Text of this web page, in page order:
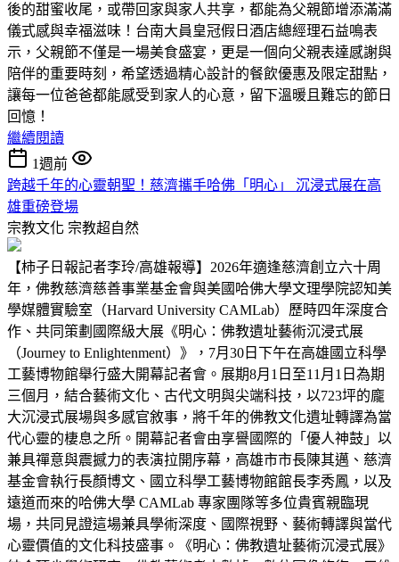
後的甜蜜收尾，或帶回家與家人共享，都能為父親節增添滿滿
儀式感與幸福滋味！台南大員皇冠假日酒店總經理石益鳴表
示，父親節不僅是一場美食盛宴，更是一個向父親表達感謝與
陪伴的重要時刻，希望透過精心設計的餐飲優惠及限定甜點，
讓每一位爸爸都能感受到家人的心意，留下溫暖且難忘的節日
回憶！
繼續閱讀
1週前
跨越千年的心靈朝聖！慈濟攜手哈佛「明心」 沉浸式展在高
雄重磅登場
宗教文化 宗教超自然
【柿子日報記者李玲/高雄報導】2026年適逢慈濟創立六十周
年，佛教慈濟慈善事業基金會與美國哈佛大學文理學院認知美
學媒體實驗室（Harvard University CAMLab）歷時四年深度合
作、共同策劃國際級大展《明心：佛教遺址藝術沉浸式展
（Journey to Enlightenment）》，7月30日下午在高雄國立科學
工藝博物館舉行盛大開幕記者會。展期8月1日至11月1日為期
三個月，結合藝術文化、古代文明與尖端科技，以723坪的龐
大沉浸式展場與多感官敘事，將千年的佛教文化遺址轉譯為當
代心靈的棲息之所。開幕記者會由享譽國際的「優人神鼓」以
兼具禪意與震撼力的表演拉開序幕，高雄市市長陳其邁、慈濟
基金會執行長顏博文、國立科學工藝博物館館長李秀鳳，以及
遠道而來的哈佛大學 CAMLab 專家團隊等多位貴賓親臨現
場，共同見證這場兼具學術深度、國際視野、藝術轉譯與當代
心靈價值的文化科技盛事。《明心：佛教遺址藝術沉浸式展》